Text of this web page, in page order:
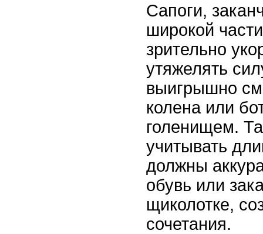
Сапоги,
широкой
зрительно
утяжелять
выигрышно
колена или
голенищем.
учитывать
должны
обувь или
щиколотке,
сочетания.